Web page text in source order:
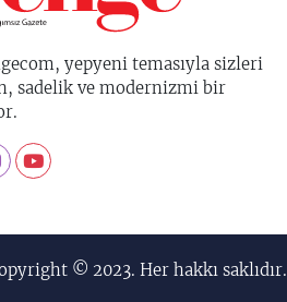
yepyeni temasıyla sizleri
sadelik ve modernizmi bir
© 2023. Her hakkı saklıdır.